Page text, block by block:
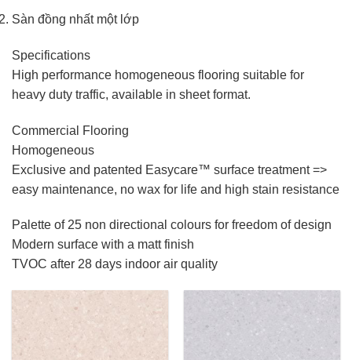
Sàn đồng nhất một lớp
Specifications
High performance homogeneous flooring suitable for
heavy duty traffic, available in sheet format.
Commercial Flooring
Homogeneous
Exclusive and patented Easycare™ surface treatment =>
easy maintenance, no wax for life and high stain resistance
Palette of 25 non directional colours for freedom of design
Modern surface with a matt finish
TVOC after 28 days indoor air quality